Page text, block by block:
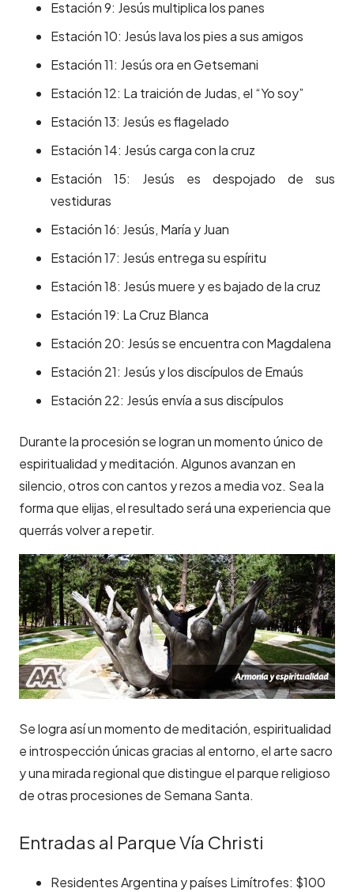
Estación 9: Jesús multiplica los panes
Estación 10: Jesús lava los pies a sus amigos
Estación 11: Jesús ora en Getsemani
Estación 12: La traición de Judas, el “Yo soy”
Estación 13: Jesús es flagelado
Estación 14: Jesús carga con la cruz
Estación 15: Jesús es despojado de sus
vestiduras
Estación 16: Jesús, María y Juan
Estación 17: Jesús entrega su espíritu
Estación 18: Jesús muere y es bajado de la cruz
Estación 19: La Cruz Blanca
Estación 20: Jesús se encuentra con Magdalena
Estación 21: Jesús y los discípulos de Emaús
Estación 22: Jesús envía a sus discípulos
Durante la procesión se logran un momento único de
espiritualidad y meditación. Algunos avanzan en
silencio, otros con cantos y rezos a media voz. Sea la
forma que elijas, el resultado será una experiencia que
querrás volver a repetir.
Se logra así un momento de meditación, espiritualidad
e introspección únicas gracias al entorno, el arte sacro
y una mirada regional que distingue el parque religioso
de otras procesiones de Semana Santa.
Entradas al Parque Vía Christi
Residentes Argentina y países Limítrofes: $100